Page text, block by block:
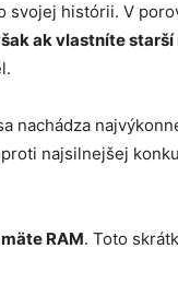
svojej histórii. V
ak vlastníte starší
nachádza
najsilnejšej
RAM. Toto